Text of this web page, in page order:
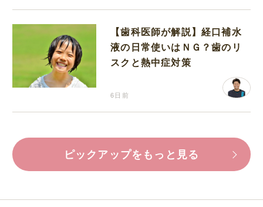
【歯科医師が解説】経口補水
液の日常使いはＮＧ？歯のリ
スクと熱中症対策
6日前
ピックアップをもっと見る